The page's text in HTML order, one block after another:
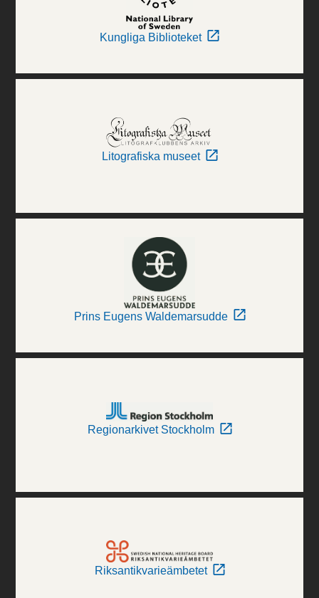
Kungliga Biblioteket
Litografiska museet
Prins Eugens Waldemarsudde
Regionarkivet Stockholm
Riksantikvarieämbetet